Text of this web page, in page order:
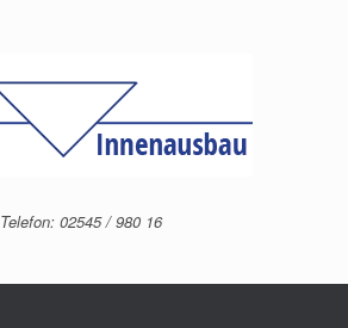
Telefon: 02545 / 980 16